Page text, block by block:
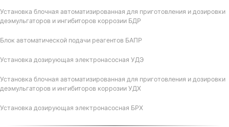
Установка блочная автоматизированная для приготовления и дозировки
деэмульгаторов и ингибиторов коррозии БДР
Блок автоматической подачи реагентов БАПР
Установка дозирующая электронасосная УДЭ
Установка блочная автоматизированная для приготовления и дозировки
деэмульгаторов и ингибиторов коррозии УДХ
Установка дозирующая электронасосная БРХ